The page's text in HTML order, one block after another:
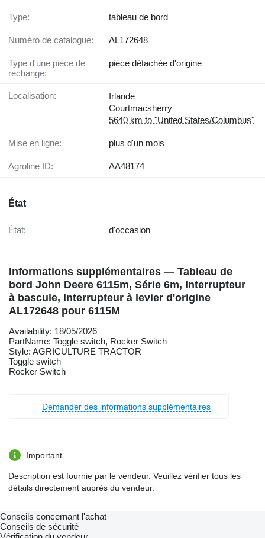
Type: tableau de bord
Numéro de catalogue: AL172648
Type d'une pièce de
rechange:
pièce détachée d'origine
Localisation:
Irlande
Courtmacsherry
5640 km to "United States/Columbus"
Mise en ligne: plus d'un mois
Agroline ID: AA48174
État
État: d'occasion
Informations supplémentaires — Tableau de
bord John Deere 6115m, Série 6m, Interrupteur
à bascule, Interrupteur à levier d'origine
AL172648 pour 6115M
Availability: 18/05/2026
PartName: Toggle switch, Rocker Switch
Style: AGRICULTURE TRACTOR
Toggle switch
Rocker Switch
Demander des informations supplémentaires
Important
Description est fournie par le vendeur. Veuillez vérifier tous les
détails directement auprès du vendeur.
Conseils concernant l'achat
Conseils de sécurité